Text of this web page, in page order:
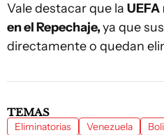
Vale destacar que la UEFA
en el Repechaje,ya que
directamente o quedan
TEMAS
Eliminatorias Venezuela